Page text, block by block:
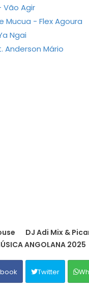
Vão Agir
Mucua - Flex Agoura
Ngai
Anderson Mário
DJ Adi Mix &
ANGOLANA 2025
Twitter